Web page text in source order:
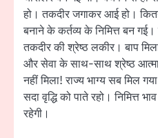
हो। तकदीर जगाकर आई हो।
बनाने के कर्तव्य के निमित्त बन गई।
तकदीर की श्रेष्ठ लकीर। बाप
और सेवा के साथ-साथ श्रेष्ठ
नहीं मिला! राज्य भाग्य सब मिल
सदा वृद्धि को पाते रहो। निमित्त
रहेगी।